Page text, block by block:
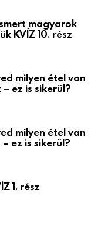
magyarok
KVÍZ 10. rész
milyen étel van
ez is sikerül?
milyen étel van
ez is sikerül?
1. rész